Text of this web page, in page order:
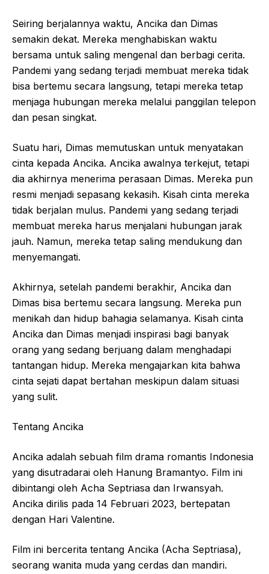
Seiring berjalannya waktu, Ancika dan Dimas
semakin dekat. Mereka menghabiskan waktu
bersama untuk saling mengenal dan berbagi cerita.
Pandemi yang sedang terjadi membuat mereka tidak
bisa bertemu secara langsung, tetapi mereka tetap
menjaga hubungan mereka melalui panggilan telepon
dan pesan singkat.
Suatu hari, Dimas memutuskan untuk menyatakan
cinta kepada Ancika. Ancika awalnya terkejut, tetapi
dia akhirnya menerima perasaan Dimas. Mereka pun
resmi menjadi sepasang kekasih. Kisah cinta mereka
tidak berjalan mulus. Pandemi yang sedang terjadi
membuat mereka harus menjalani hubungan jarak
jauh. Namun, mereka tetap saling mendukung dan
menyemangati.
Akhirnya, setelah pandemi berakhir, Ancika dan
Dimas bisa bertemu secara langsung. Mereka pun
menikah dan hidup bahagia selamanya. Kisah cinta
Ancika dan Dimas menjadi inspirasi bagi banyak
orang yang sedang berjuang dalam menghadapi
tantangan hidup. Mereka mengajarkan kita bahwa
cinta sejati dapat bertahan meskipun dalam situasi
yang sulit.
Tentang Ancika
Ancika adalah sebuah film drama romantis Indonesia
yang disutradarai oleh Hanung Bramantyo. Film ini
dibintangi oleh Acha Septriasa dan Irwansyah.
Ancika dirilis pada 14 Februari 2023, bertepatan
dengan Hari Valentine.
Film ini bercerita tentang Ancika (Acha Septriasa),
seorang wanita muda yang cerdas dan mandiri.